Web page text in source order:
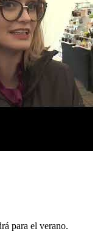
para el verano.